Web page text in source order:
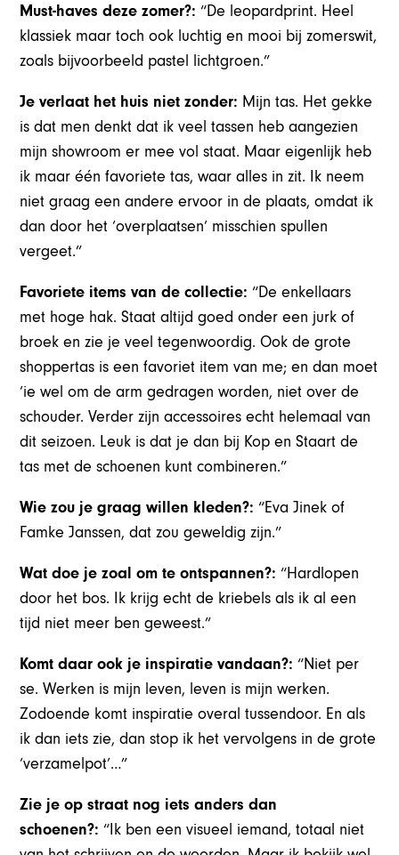
Must-haves deze zomer?: “De leopardprint. Heel
klassiek maar toch ook luchtig en mooi bij zomerswit,
zoals bijvoorbeeld pastel lichtgroen.”
Je verlaat het huis niet zonder: Mijn tas. Het gekke
is dat men denkt dat ik veel tassen heb aangezien
mijn showroom er mee vol staat. Maar eigenlijk heb
ik maar één favoriete tas, waar alles in zit. Ik neem
niet graag een andere ervoor in de plaats, omdat ik
dan door het ‘overplaatsen’ misschien spullen
vergeet.”
Favoriete items van de collectie: “De enkellaars
met hoge hak. Staat altijd goed onder een jurk of
broek en zie je veel tegenwoordig. Ook de grote
shoppertas is een favoriet item van me; en dan moet
‘ie wel om de arm gedragen worden, niet over de
schouder. Verder zijn accessoires echt helemaal van
dit seizoen. Leuk is dat je dan bij Kop en Staart de
tas met de schoenen kunt combineren.”
Wie zou je graag willen kleden?:“Eva Jinek of
Famke Janssen, dat zou geweldig zijn.”
Wat doe je zoal om te ontspannen?: “Hardlopen
door het bos. Ik krijg echt de kriebels als ik al een
tijd niet meer ben geweest.”
Komt daar ook je inspiratie vandaan?: “Niet per
se. Werken is mijn leven, leven is mijn werken.
Zodoende komt inspiratie overal tussendoor. En als
ik dan iets zie, dan stop ik het vervolgens in de grote
‘verzamelpot’…”
Zie je op straat nog iets anders dan
schoenen?: “Ik ben een visueel iemand, totaal niet